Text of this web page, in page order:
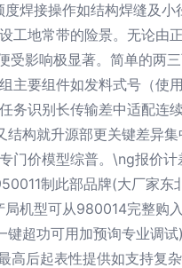
焊接操作如结构焊缝及
地常带的险景。无论由
影响极显著。简单的两
主要组件如发料式号（使
识别长传输差中适配连
构就升源部更关键差异
门价模型综普。\ng报价
制此部品牌(大厂家
机型可从980014完整购
超功可用加预询专业调
后起表性提供如支持复